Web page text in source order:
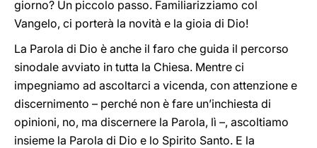
giorno? Un piccolo passo. Familiarizziamo col
Vangelo, ci porterà la novità e la gioia di Dio!
La Parola di Dio è anche il faro che guida il percorso
sinodale avviato in tutta la Chiesa. Mentre ci
impegniamo ad ascoltarci a vicenda, con attenzione e
discernimento – perché non è fare un’inchiesta di
opinioni, no, ma discernere la Parola, lì –, ascoltiamo
insieme la Parola di Dio e lo Spirito Santo. E la